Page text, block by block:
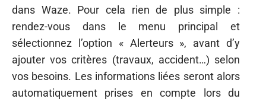
dans Waze. Pour cela rien de plus simple :
rendez-vous dans le menu principal et
sélectionnez l’option « Alerteurs », avant d’y
ajouter vos critères (travaux, accident…) selon
vos besoins. Les informations liées seront alors
automatiquement prises en compte lors du